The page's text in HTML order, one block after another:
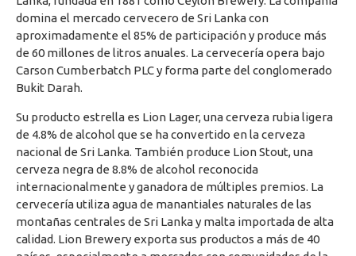
domina el mercado cervecero de Sri Lanka con
aproximadamente el 85% de participación y produce más
de 60 millones de litros anuales. La cervecería opera bajo
Carson Cumberbatch PLC y forma parte del conglomerado
Bukit Darah.
Su producto estrella es Lion Lager, una cerveza rubia ligera
de 4.8% de alcohol que se ha convertido en la cerveza
nacional de Sri Lanka. También produce Lion Stout, una
cerveza negra de 8.8% de alcohol reconocida
internacionalmente y ganadora de múltiples premios. La
cervecería utiliza agua de manantiales naturales de las
montañas centrales de Sri Lanka y malta importada de alta
calidad. Lion Brewery exporta sus productos a más de 40